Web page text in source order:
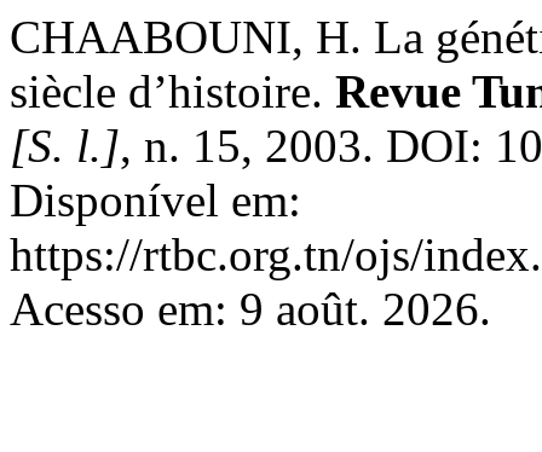
CHAABOUNI, H. La
siècle d’histoire. Revue
[S. l.], n. 15, 2003. DOI:
Disponível em:
https://rtbc.org.tn/ojs/
Acesso em: 9 août. 2026.